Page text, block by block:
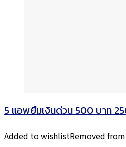
5 แอพยืมเงินด่วน 500 บาท
Added to wishlistRemoved